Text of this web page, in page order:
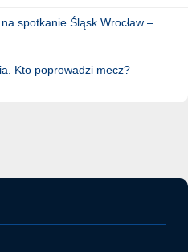
spotkanie Śląsk Wrocław –
Kto poprowadzi mecz?